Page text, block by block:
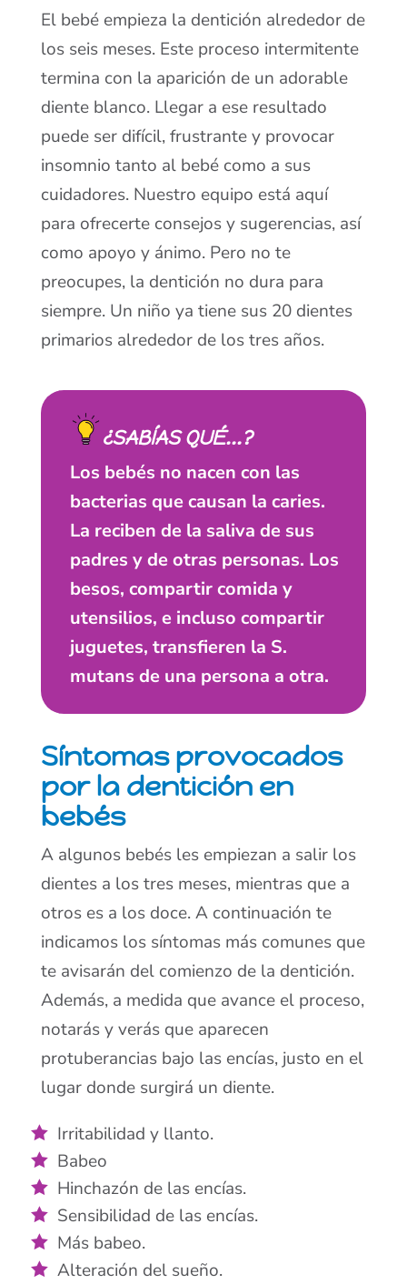
El bebé empieza la dentición alrededor de
los seis meses. Este proceso intermitente
termina con la aparición de un adorable
diente blanco. Llegar a ese resultado
puede ser difícil, frustrante y provocar
insomnio tanto al bebé como a sus
cuidadores. Nuestro equipo está aquí
para ofrecerte consejos y sugerencias, así
como apoyo y ánimo. Pero no te
preocupes, la dentición no dura para
siempre. Un niño ya tiene sus 20 dientes
primarios alrededor de los tres años.
¿SABÍAS QUÉ...?
Los bebés no nacen con las
bacterias que causan la caries.
La reciben de la saliva de sus
padres y de otras personas. Los
besos, compartir comida y
utensilios, e incluso compartir
juguetes, transfieren la S.
mutans de una persona a otra.
Síntomas provocados
por la dentición en
bebés
A algunos bebés les empiezan a salir los
dientes a los tres meses, mientras que a
otros es a los doce. A continuación te
indicamos los síntomas más comunes que
te avisarán del comienzo de la dentición.
Además, a medida que avance el proceso,
notarás y verás que aparecen
protuberancias bajo las encías, justo en el
lugar donde surgirá un diente.
Irritabilidad y llanto.
Babeo
Hinchazón de las encías.
Sensibilidad de las encías.
Más babeo.
Alteración del sueño.